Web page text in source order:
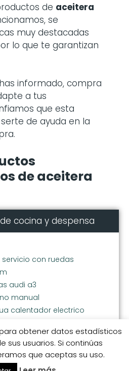
de aceitera
se
muy destacadas
lo que te garantizan
informado, compra
a tus
que esta
de ayuda en la
de aceitera
cocina y despensa
con ruedas
audi a3
manual
calentador electrico
roca
adulto
boda
obtener datos estadísticos
sus usuarios. Si continúas
que aceptas su uso.